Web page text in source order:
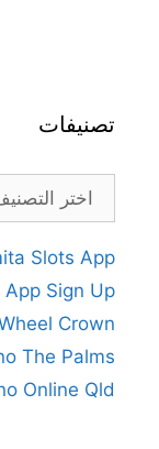
تصنيفات
تصنيفات
Slots App
Sign Up
Crown
The Palms
Online Qld